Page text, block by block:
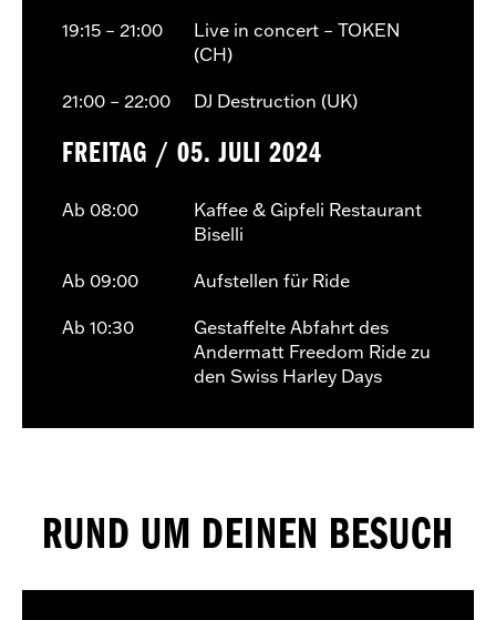
19:15 – 21:00
Live in concert – TOKEN
(CH)
21:00 – 22:00
DJ Destruction (UK)
FREITAG / 05. JULI 2024
Ab 08:00
Kaffee & Gipfeli Restaurant
Biselli
Ab 09:00
Aufstellen für Ride
Ab 10:30
Gestaffelte Abfahrt des
Andermatt Freedom Ride zu
den Swiss Harley Days
RUND UM DEINEN BESUCH